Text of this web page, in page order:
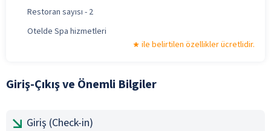
Restoran sayısı - 2
Otelde Spa hizmetleri
ile belirtilen özellikler ücretlidir.
Giriş-Çıkış ve Önemli Bilgiler
Giriş (Check-in)